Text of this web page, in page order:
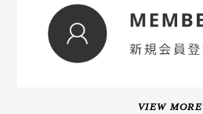
VIEW MORE